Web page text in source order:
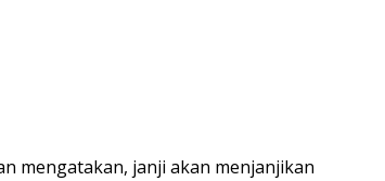
mengatakan, janji akan menjanjikan